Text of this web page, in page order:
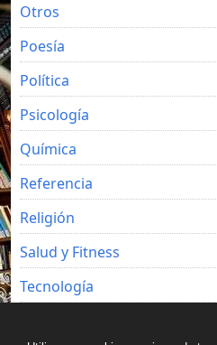
Otros
Poesía
Política
Psicología
Química
Referencia
Religión
Salud y Fitness
Tecnología